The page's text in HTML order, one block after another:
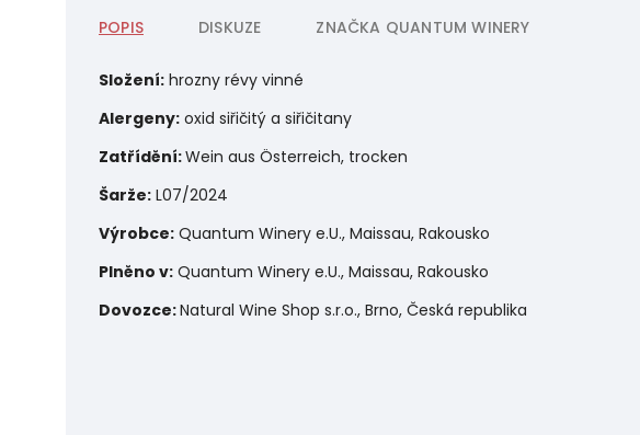
POPIS DISKUZE ZNAČKA QUANTUM WINERY
Složení: hrozny révy vinné
Alergeny: oxid siřičitý a siřičitany
Zatřídění:Wein aus Österreich, trocken
Šarže: L07/2024
Výrobce: Quantum Winery e.U., Maissau, Rakousko
Plněno v: Quantum Winery e.U., Maissau, Rakousko
Dovozce:Natural Wine Shop s.r.o., Brno, Česká republika